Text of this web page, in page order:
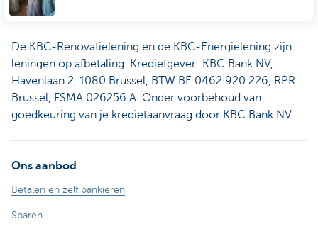
De KBC-Renovatielening en de KBC-Energielening zijn
leningen op afbetaling. Kredietgever: KBC Bank NV,
Havenlaan 2, 1080 Brussel, BTW BE 0462.920.226, RPR
Brussel, FSMA 026256 A. Onder voorbehoud van
goedkeuring van je kredietaanvraag door KBC Bank NV.
Ons aanbod
Betalen en zelf bankieren
Sparen